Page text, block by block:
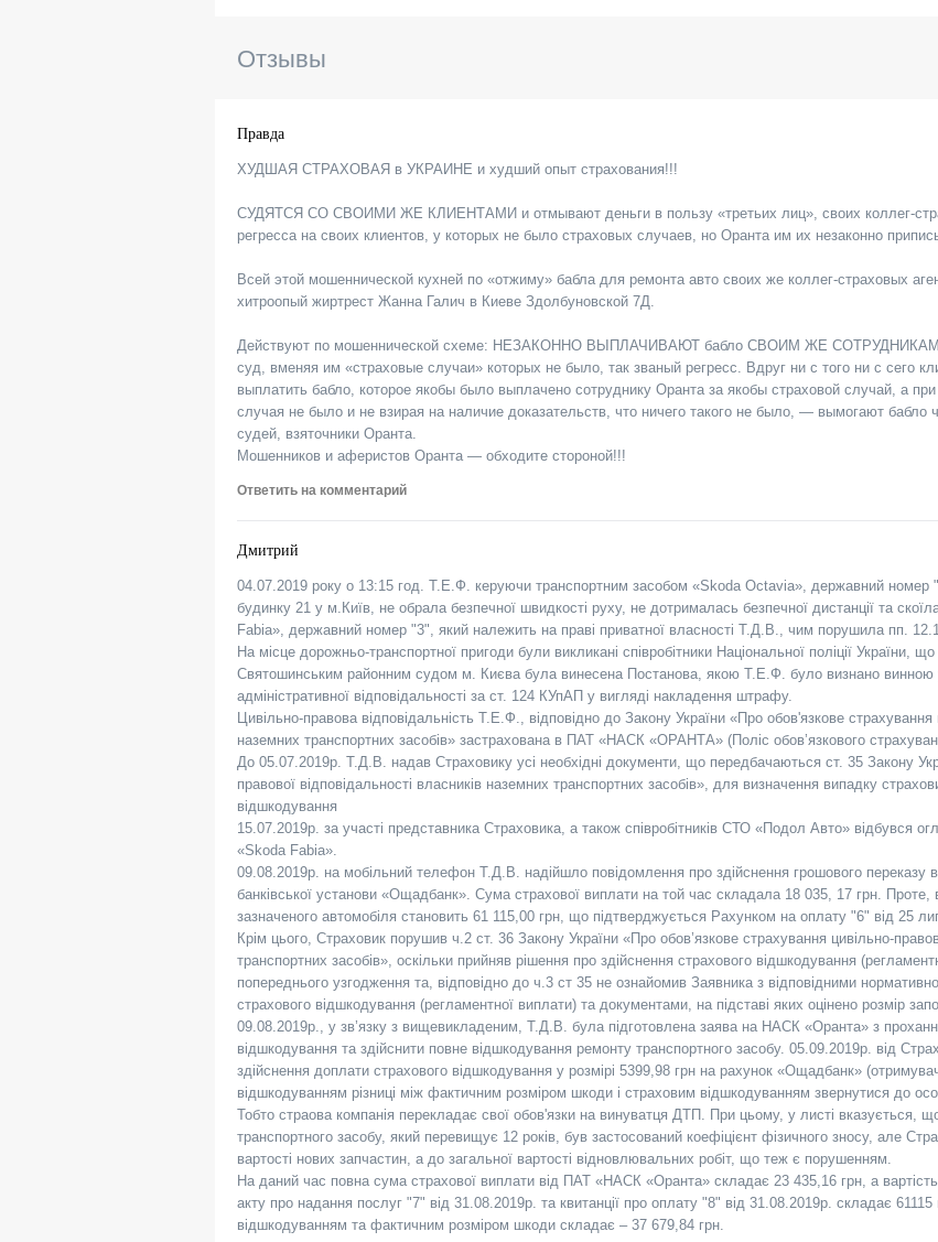
Отзывы
Правда
ХУДШАЯ СТРАХОВАЯ в УКРАИНЕ и худший опыт страхования!!!
СУДЯТСЯ СО СВОИМИ ЖЕ КЛИЕНТАМИ и отмывают деньги в пользу «третьих лиц», своих коллег-
регресса на своих клиентов, у которых не было страховых случаев, но Оранта им их незаконно
Всей этой мошеннической кухней по «отжиму» бабла для ремонта авто своих же коллег-страховых
хитроопый жиртрест Жанна Галич в Киеве Здолбуновской 7Д.
Действуют по мошеннической схеме: НЕЗАКОННО ВЫПЛАЧИВАЮТ бабло СВОИМ ЖЕ СОТРУДНИКАМ,
суд, вменяя им «страховые случаи» которых не было, так званый регресс. Вдруг ни с того ни с сего
выплатить бабло, которое якобы было выплачено сотруднику Оранта за якобы страховой случай, а при
случая не было и не взирая на наличие доказательств, что ничего такого не было, — вымогают бабло
судей, взяточники Оранта.
Мошенников и аферистов Оранта — обходите стороной!!!
Ответить на комментарий
Дмитрий
04.07.2019 року о 13:15 год. Т.Е.Ф. керуючи транспортним засобом «Skoda Octavia», державний номер
будинку 21 у м.Київ, не обрала безпечної швидкості руху, не дотрималась безпечної дистанції та
Fabia», державний номер "3", який належить на праві приватної власності Т.Д.В., чим порушила пп.
На місце дорожньо-транспортної пригоди були викликані співробітники Національної поліції України,
Святошинським районним судом м. Києва була винесена Постанова, якою Т.Е.Ф. було визнано винною
адміністративної відповідальності за ст. 124 КУпАП у вигляді накладення штрафу.
Цивільно-правова відповідальність Т.Е.Ф., відповідно до Закону України «Про обов'язкове страхування
наземних транспортних засобів» застрахована в ПАТ «НАСК «ОРАНТА» (Поліс обов’язкового
До 05.07.2019р. Т.Д.В. надав Страховику усі необхідні документи, що передбачаються ст. 35 Закону
правової відповідальності власників наземних транспортних засобів», для визначення випадку
відшкодування
15.07.2019р. за участі представника Страховика, а також співробітників СТО «Подол Авто» відбувся
«Skoda Fabia».
09.08.2019р. на мобільний телефон Т.Д.В. надійшло повідомлення про здійснення грошового
банківської установи «Ощадбанк». Сума страхової виплати на той час складала 18 035, 17 грн. Проте,
зазначеного автомобіля становить 61 115,00 грн, що підтверджується Рахунком на оплату "6" від 25
Крім цього, Страховик порушив ч.2 ст. 36 Закону України «Про обов’язкове страхування цивільно-
транспортних засобів», оскільки прийняв рішення про здійснення страхового відшкодування
попереднього узгодження та, відповідно до ч.3 ст 35 не ознайомив Заявника з відповідними
страхового відшкодування (регламентної виплати) та документами, на підставі яких оцінено розмір
09.08.2019р., у зв’язку з вищевикладеним, Т.Д.В. була підготовлена заява на НАСК «Оранта» з
відшкодування та здійснити повне відшкодування ремонту транспортного засобу. 05.09.2019р. від
здійснення доплати страхового відшкодування у розмірі 5399,98 грн на рахунок «Ощадбанк»
відшкодуванням різниці між фактичним розміром шкоди і страховим відшкодуванням звернутися до
Тобто страова компанія перекладає свої обов'язки на винуватця ДТП. При цьому, у листі вказується, що
транспортного засобу, який перевищує 12 років, був застосований коефіцієнт фізичного зносу, але
вартості нових запчастин, а до загальної вартості відновлювальних робіт, що теж є порушенням.
На даний час повна сума страхової виплати від ПАТ «НАСК «Оранта» складає 23 435,16 грн, а вартість
акту про надання послуг "7" від 31.08.2019р. та квитанції про оплату "8" від 31.08.2019р. складає
відшкодуванням та фактичним розміром шкоди складає – 37 679,84 грн.